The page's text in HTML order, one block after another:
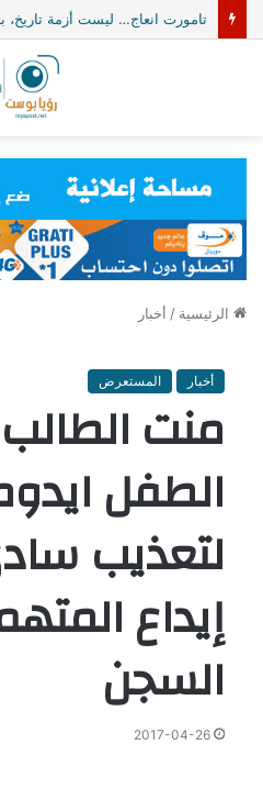
الرئيسية / أخبار
أخبار المستعرض
منت
الطفل
لتعذيب
إيداع
السجن
2017-04-26